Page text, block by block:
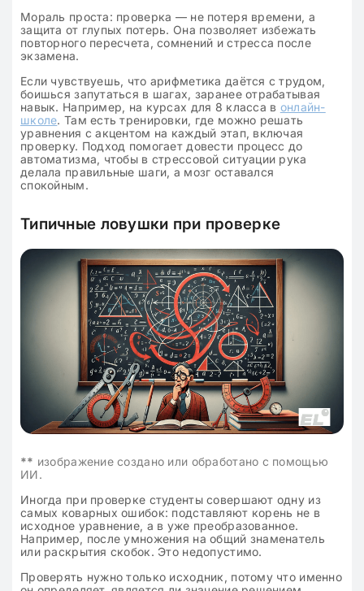
Мораль проста: проверка — не потеря времени, а
защита от глупых потерь. Она позволяет избежать
повторного пересчета, сомнений и стресса после
экзамена.
Если чувствуешь, что арифметика даётся с трудом,
боишься запутаться в шагах, заранее отрабатывая
навык. Например, на курсах для 8 класса в онлайн-
школе. Там есть тренировки, где можно решать
уравнения с акцентом на каждый этап, включая
проверку. Подход помогает довести процесс до
автоматизма, чтобы в стрессовой ситуации рука
делала правильные шаги, а мозг оставался
спокойным.
Типичные ловушки при проверке
** изображение создано или обработано с помощью
ИИ.
Иногда при проверке студенты совершают одну из
самых коварных ошибок: подставляют корень не в
исходное уравнение, а в уже преобразованное.
Например, после умножения на общий знаменатель
или раскрытия скобок. Это недопустимо.
Проверять нужно только исходник, потому что именно